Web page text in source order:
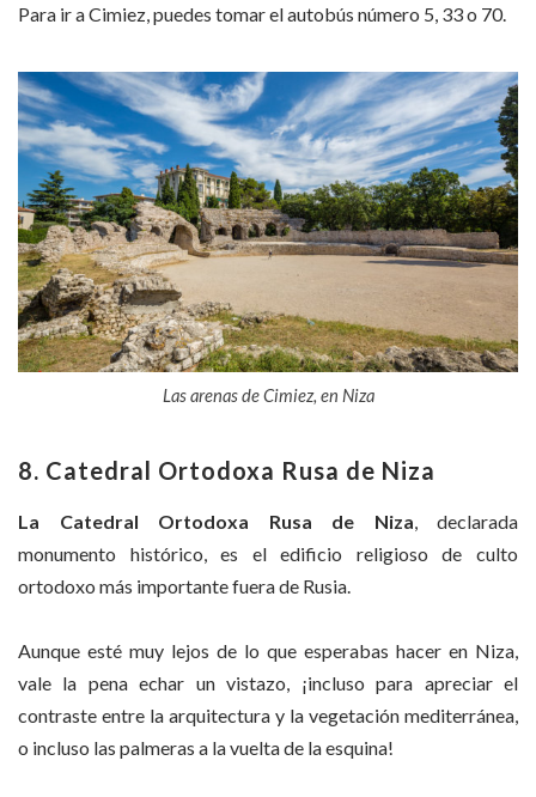
Para ir a Cimiez, puedes tomar el autobús número 5, 33 o 70.
Las arenas de Cimiez, en Niza
8. Catedral Ortodoxa Rusa de Niza
La Catedral Ortodoxa Rusa de Niza, declarada
monumento histórico, es el edificio religioso de culto
ortodoxo más importante fuera de Rusia.
Aunque esté muy lejos de lo que esperabas hacer en Niza,
vale la pena echar un vistazo, ¡incluso para apreciar el
contraste entre la arquitectura y la vegetación mediterránea,
o incluso las palmeras a la vuelta de la esquina!